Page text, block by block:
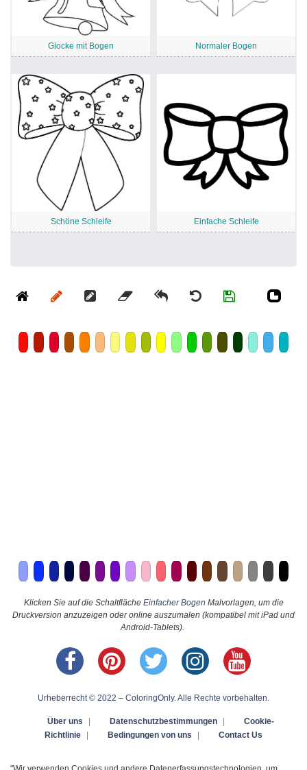
Glocke mit Bogen Normaler Bogen
Schöne Schleife Einfache Schleife
Klicken Sie auf die Schaltfläche Einfacher Bogen Malvorlagen, um die
Druckversion anzuzeigen oder online auszumalen (kompatibel mit iPad und
Android-Tablets).
Urheberrecht © 2022 – ColoringOnly. Alle Rechte vorbehalten.
Über uns Datenschutzbestimmungen
Cookie-
Richtlinie
Bedingungen von uns Contact Us